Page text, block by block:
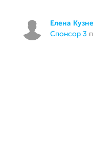
Елена
спонсор 3